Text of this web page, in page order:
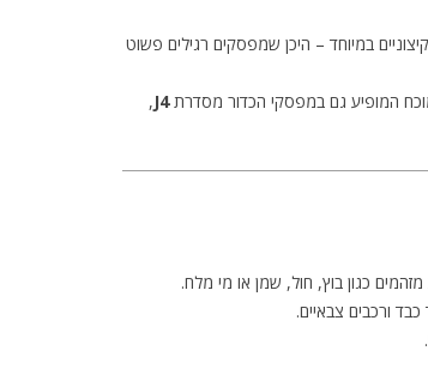
במיוחד – היכן שמפסקים רגילים פשוט
מוכח המופיע גם במפסקי הכדור מסדרתJ4
,
כגון בוץ, חול, שמן או מי מלח.
ורכבים צבאיים.